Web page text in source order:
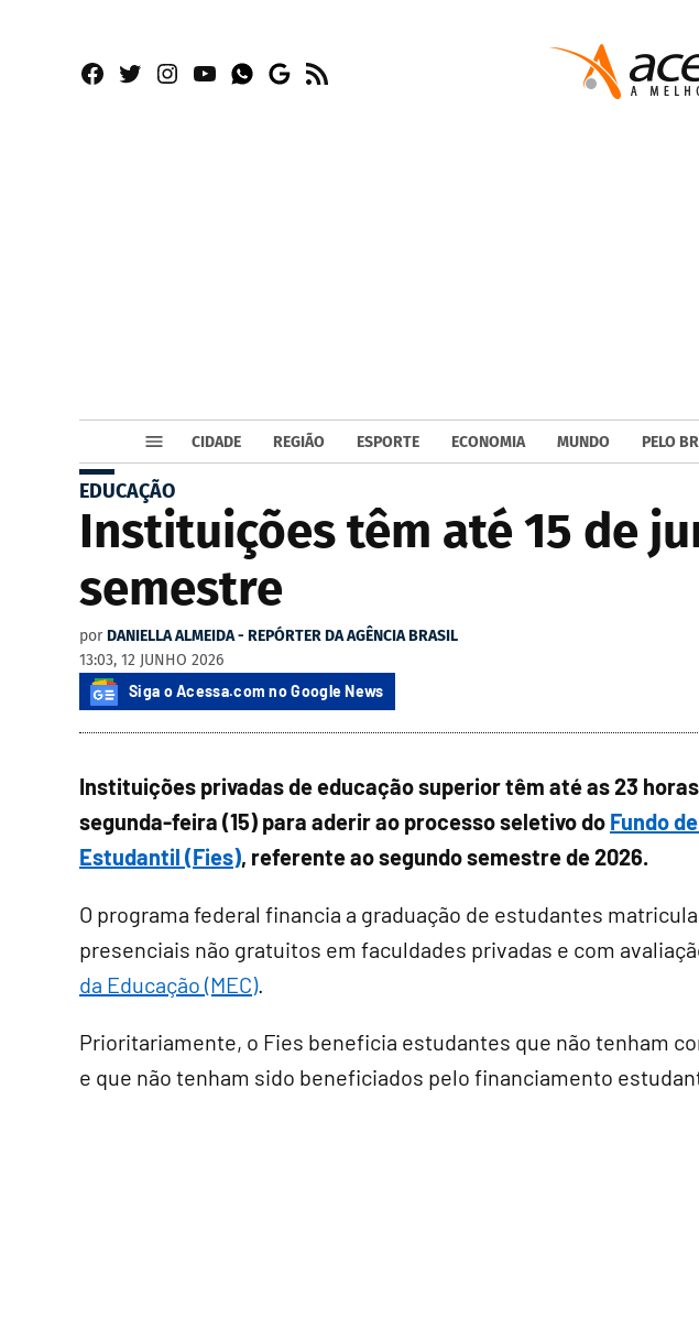
Facebook
TwitterInstagram
YouTubeWhatsapp
Google
RSS
CIDADE REGIÃO ESPORTE ECONOMIA MUNDO PELO
EDUCAÇÃO
Instituições têm até 15 de
semestre
por DANIELLA ALMEIDA - REPÓRTER DA AGÊNCIA BRASIL
13:03, 12 JUNHO 2026
Siga o Acessa.com no Google News
Instituições privadas de educação superior têm até as 23
segunda-feira (15) para aderir ao processo seletivo do Fundo
Estudantil (Fies), referente ao segundo semestre de 2026.
O programa federal financia a graduação de estudantes
presenciais não gratuitos em faculdades privadas e com
da Educação (MEC).
Prioritariamente, o Fies beneficia estudantes que não tenham
e que não tenham sido beneficiados pelo financiamento